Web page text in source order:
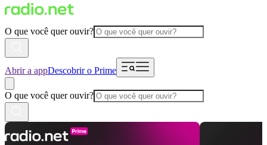
O que você quer ouvir?
Abrir a appDescobrir o Prime
O que você quer ouvir?